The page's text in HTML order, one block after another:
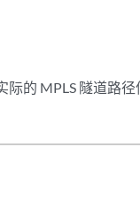
的 MPLS 隧道路径